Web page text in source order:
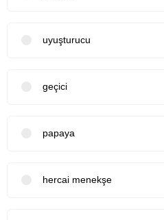
uyuşturucu
geçici
papaya
hercai menekşe